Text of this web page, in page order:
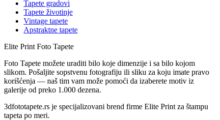
Tapete gradovi
Tapete životinje
Vintage tapete
Apstraktne tapete
Elite Print Foto Tapete
Foto Tapete možete uraditi bilo koje dimenzije i sa bilo kojom
slikom. Pošaljite sopstvenu fotografiju ili sliku za koju imate pravo
korišćenja — naš tim vam može pomoći da izaberete motiv iz
galerije od preko 1.000 dezena.
3dfototapete.rs je specijalizovani brend firme Elite Print za štampu
tapeta po meri.